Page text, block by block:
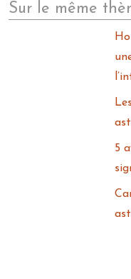
Sur le même
5